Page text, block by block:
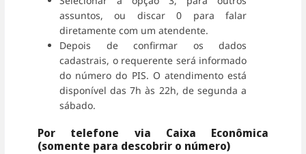
assuntos, ou discar 0 para falar
diretamente com um atendente.
Depois de confirmar os dados
cadastrais, o requerente será informado
do número do PIS. O atendimento está
disponível das 7h às 22h, de segunda a
sábado.
Por telefone via Caixa Econômica
(somente para descobrir o número)